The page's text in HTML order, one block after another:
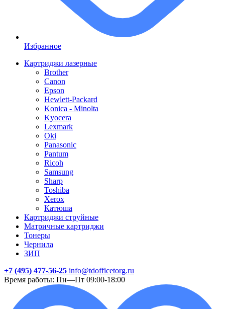
Избранное
Картриджи лазерные
Brother
Canon
Epson
Hewlett-Packard
Konica - Minolta
Kyocera
Lexmark
Oki
Panasonic
Pantum
Ricoh
Samsung
Sharp
Toshiba
Xerox
Катюша
Картриджи струйные
Матричные картриджи
Тонеры
Чернила
ЗИП
+7 (495) 477-56-25 info@tdofficetorg.ru
Время работы: Пн—Пт 09:00-18:00